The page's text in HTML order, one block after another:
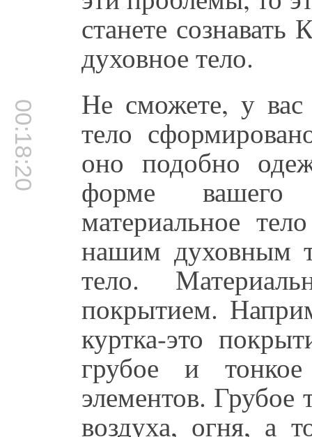
станете
духовное тело.
00:18:20 Не сможете, у
тело
оно подобно
форме
материальное
нашим духовным
тело.
покрытием.
куртка-это
грубое и
элементов. Грубое
воздуха, огня, а